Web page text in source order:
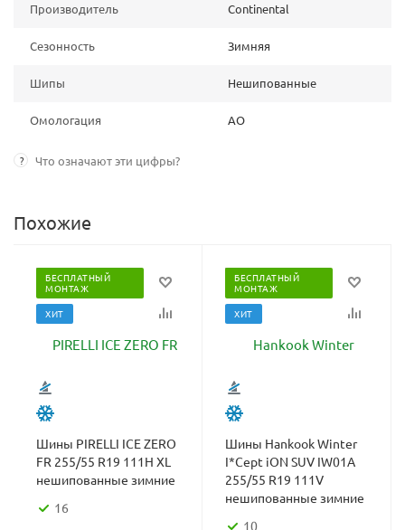
Производитель Continental
Сезонность Зимняя
Шипы Нешипованные
Омологация AO
? Что означают эти цифры?
Похожие
БЕСПЛАТНЫЙ
МОНТАЖ
ХИТ
Шины PIRELLI ICE ZERO
FR 255/55 R19 111H XL
нешипованные зимние
16
БЕСПЛАТНЫЙ
МОНТАЖ
ХИТ
Шины Hankook Winter
I*Cept iON SUV IW01A
255/55 R19 111V
нешипованные зимние
10